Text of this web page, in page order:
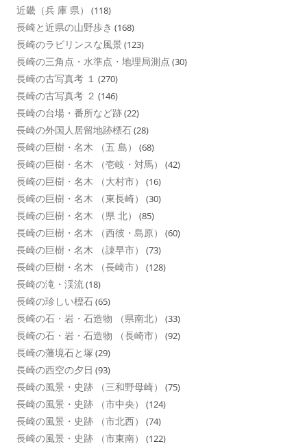
近畿（兵 庫 県） (118)
長崎と近県の山野歩き (168)
長崎のラビリンスな風景 (123)
長崎の三角点・水準点・地理局測点 (30)
長崎の古写真考 １ (270)
長崎の古写真考 ２ (146)
長崎の台場・番所など跡(22)
長崎の外国人居留地跡標石(28)
長崎の巨樹・名木 （五 島） (68)
長崎の巨樹・名木 （壱岐・対馬） (42)
長崎の巨樹・名木 （大村市） (16)
長崎の巨樹・名木 （東長崎） (30)
長崎の巨樹・名木 （県 北） (85)
長崎の巨樹・名木 （西彼・島原） (60)
長崎の巨樹・名木 （諌早市） (73)
長崎の巨樹・名木 （長崎市） (128)
長崎の滝・渓流(18)
長崎の珍しい標石(65)
長崎の石・岩・石造物 （県南北） (33)
長崎の石・岩・石造物 （長崎市） (92)
長崎の藩境石と塚 (29)
長崎の西空の夕日 (93)
長崎の風景・史跡 （三和野母崎） (75)
長崎の風景・史跡 （市中央） (124)
長崎の風景・史跡 （市北西） (74)
長崎の風景・史跡 （市東南） (122)